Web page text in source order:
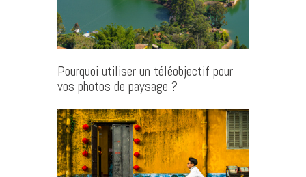
Pourquoi utiliser un téléobjectif pour
vos photos de paysage ?